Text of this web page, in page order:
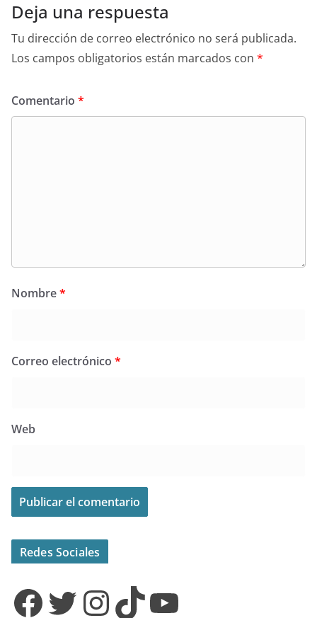
Deja una respuesta
Tu dirección de correo electrónico no será publicada.
Los campos obligatorios están marcados con *
Comentario *
Nombre*
Correo electrónico *
Web
Redes Sociales
Facebook Twitter InstagramTikTok YouTube